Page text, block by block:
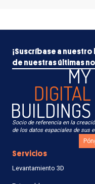
¡Suscríbase a
de nuestras últimas
Socio de referencia en la
de los datos espaciales de sus
Servicios
Levantamiento 3D